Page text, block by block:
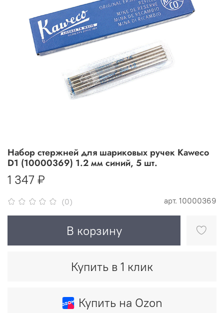
(0) арт. 10000369
Набор стержней для шариковых ручек Kaweco
D1 (10000369) 1.2 мм синий, 5 шт.
1 347 ₽
В корзину
Купить в 1 клик
Купить на Ozon